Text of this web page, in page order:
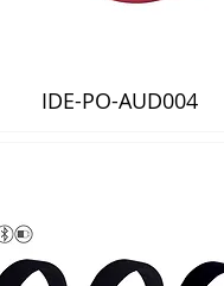
Vista rápida
IDE-PO-AUD004